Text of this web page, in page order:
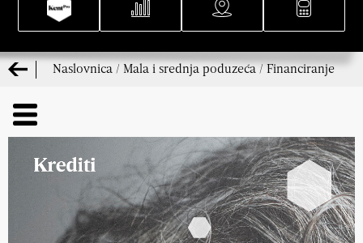
Naslovnica / Mala i srednja poduzeća/Financiranje